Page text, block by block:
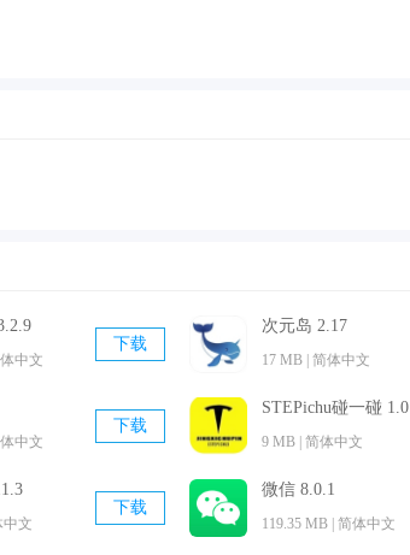
约会。
够获得特权，欢迎来本站下载体验。
中文
下载
次元岛 2.17
17 MB | 简体中文
中文
下载
STEPichu碰一碰 1.0
9 MB | 简体中文
中文
下载
微信 8.0.1
119.35 MB | 简体中文